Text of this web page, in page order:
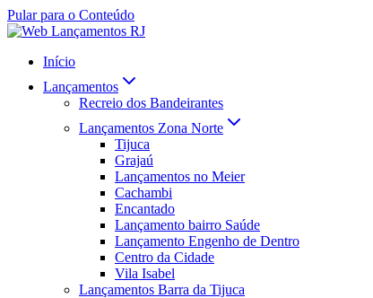
Pular para o Conteúdo
Início
Lançamentos
Recreio dos Bandeirantes
Lançamentos Zona Norte
Tijuca
Grajaú
Lançamentos no Meier
Cachambi
Encantado
Lançamento bairro Saúde
Lançamento Engenho de Dentro
Centro da Cidade
Vila Isabel
Lançamentos Barra da Tijuca